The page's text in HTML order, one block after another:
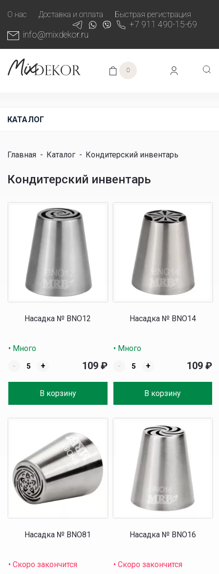
О нас Доставка и оплата Быстрая регистрация
+7 911 490-15-69
info@mixdekor.ru
0
КАТАЛОГ
Главная - Каталог - Кондитерский инвентарь
Кондитерский инвентарь
Насадка № BNO12
• Много
-
+
В корзину
109 ₽
Насадка № BNO14
• Много
-
+
В корзину
109 ₽
Насадка № BNO81
• Скоро закончится
Насадка № BNO16
• Скоро закончится